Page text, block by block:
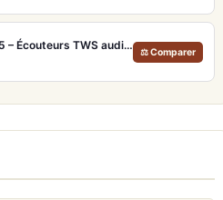
Noble Audio FoKus Rex5 – Écouteurs TWS audiophiles tribrides
⚖ Comparer